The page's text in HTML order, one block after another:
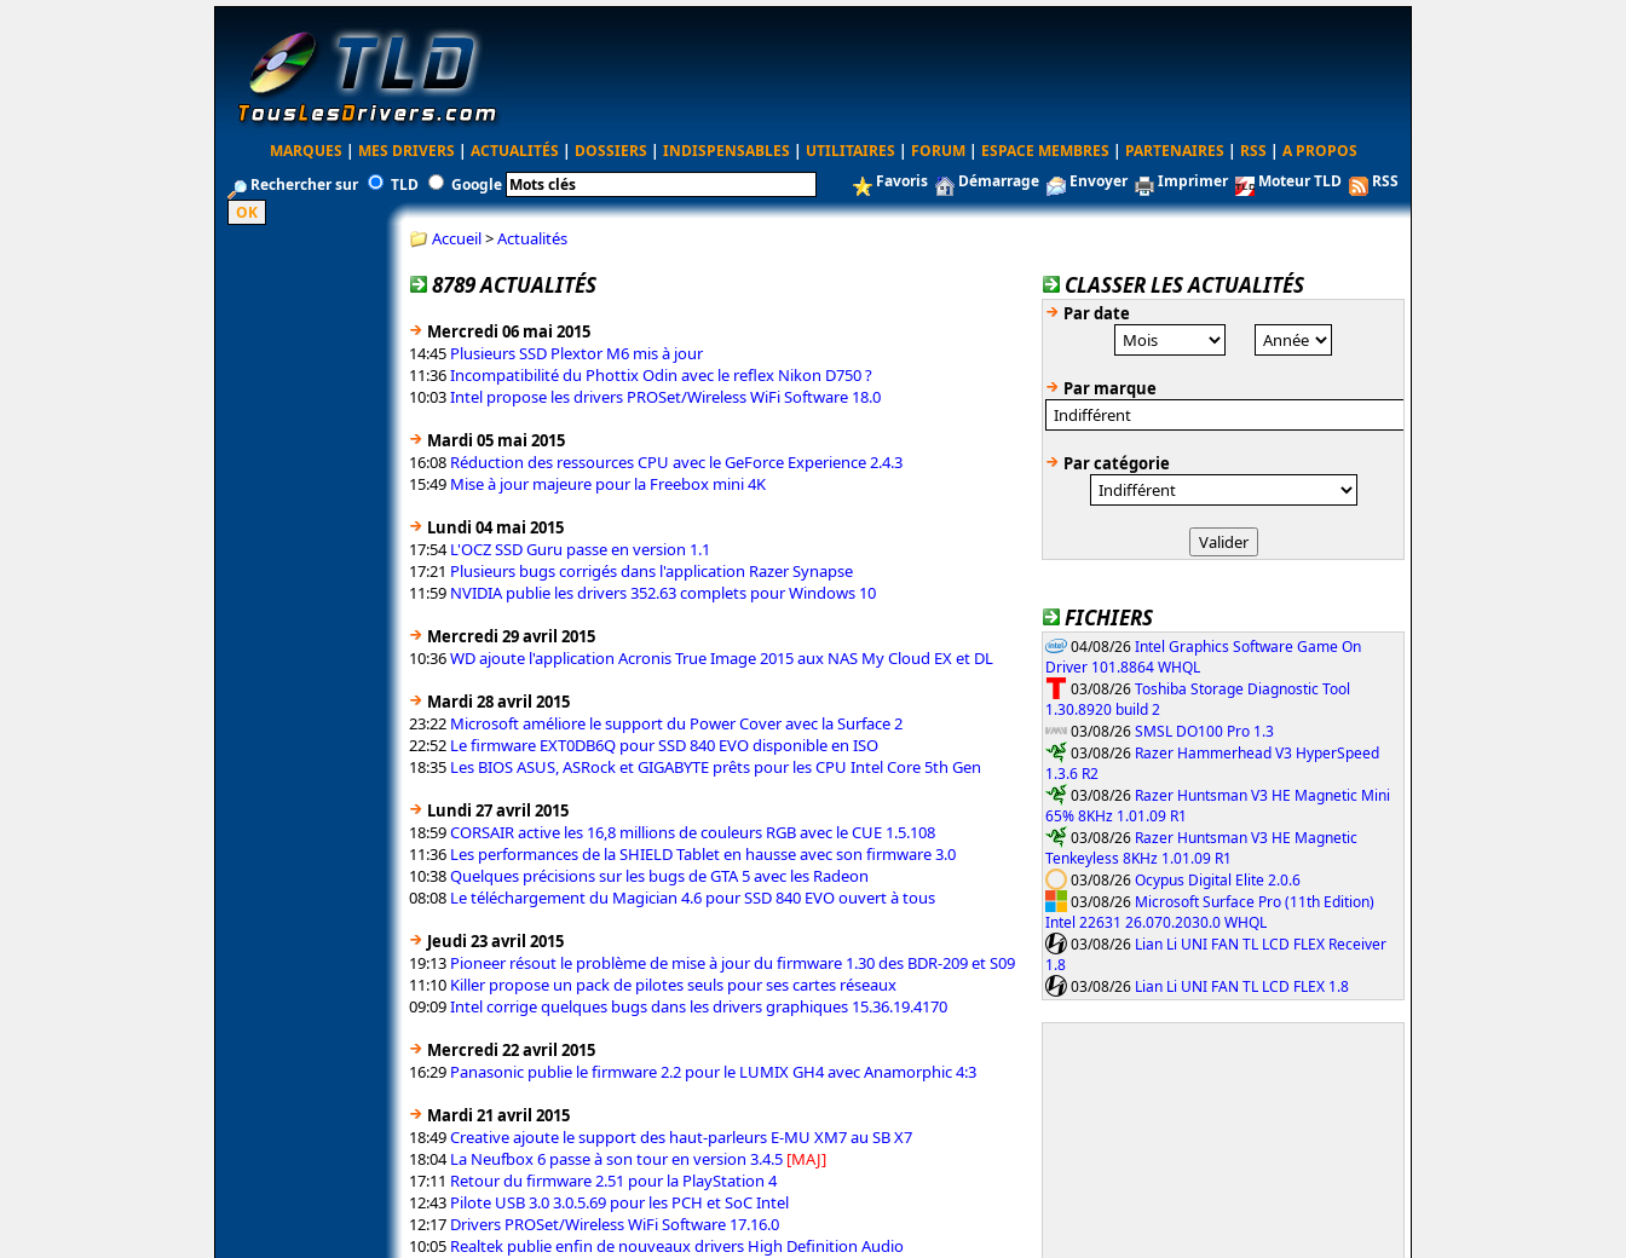
MARQUES | MES DRIVERS | ACTUALITÉS | DOSSIERS | INDISPENSABLES | UTILITAIRES | FORUM | ESPACE MEMBRES | PARTENAIRES | RSS | A PROPOS
Rechercher sur
TLD Google Favoris Démarrage Envoyer Imprimer Moteur TLD RSS
Accueil>Actualités
8789 ACTUALITÉS
Mercredi 06 mai 2015
14:45 Plusieurs SSD Plextor M6 mis à jour
11:36Incompatibilité du Phottix Odin avec le reflex Nikon D750 ?
10:03Intel propose les drivers PROSet/Wireless WiFi Software 18.0
Mardi 05 mai 2015
16:08 Réduction des ressources CPU avec le GeForce Experience 2.4.3
15:49 Mise à jour majeure pour la Freebox mini 4K
Lundi 04 mai 2015
17:54L'OCZ SSD Guru passe en version 1.1
17:21 Plusieurs bugs corrigés dans l'application Razer Synapse
11:59 NVIDIA publie les drivers 352.63 complets pour Windows 10
Mercredi 29 avril 2015
10:36WD ajoute l'application Acronis True Image 2015 aux NAS My Cloud EX et DL
Mardi 28 avril 2015
23:22 Microsoft améliore le support du Power Cover avec la Surface 2
22:52 Le firmware EXT0DB6Q pour SSD 840 EVO disponible en ISO
18:35 Les BIOS ASUS, ASRock et GIGABYTE prêts pour les CPU Intel Core 5th Gen
Lundi 27 avril 2015
18:59CORSAIR active les 16,8 millions de couleurs RGB avec le CUE 1.5.108
11:36 Les performances de la SHIELD Tablet en hausse avec son firmware 3.0
10:38Quelques précisions sur les bugs de GTA 5 avec les Radeon
08:08 Le téléchargement du Magician 4.6 pour SSD 840 EVO ouvert à tous
Jeudi 23 avril 2015
19:13 Pioneer résout le problème de mise à jour du firmware 1.30 des BDR-209 et S09
11:10 Killer propose un pack de pilotes seuls pour ses cartes réseaux
09:09Intel corrige quelques bugs dans les drivers graphiques 15.36.19.4170
Mercredi 22 avril 2015
16:29 Panasonic publie le firmware 2.2 pour le LUMIX GH4 avec Anamorphic 4:3
Mardi 21 avril 2015
18:49Creative ajoute le support des haut-parleurs E-MU XM7 au SB X7
18:04La Neufbox 6 passe à son tour en version 3.4.5 [MAJ]
17:11 Retour du firmware 2.51 pour la PlayStation 4
12:43 Pilote USB 3.0 3.0.5.69 pour les PCH et SoC Intel
12:17 Drivers PROSet/Wireless WiFi Software 17.16.0
10:05 Realtek publie enfin de nouveaux drivers High Definition Audio
CLASSER LES ACTUALITÉS
Par date
Par marque
Par catégorie
FICHIERS
04/08/26Intel Graphics Software Game On
Driver 101.8864 WHQL
03/08/26Toshiba Storage Diagnostic Tool
1.30.8920 build 2
03/08/26SMSL DO100 Pro 1.3
03/08/26 Razer Hammerhead V3 HyperSpeed
1.3.6 R2
03/08/26 Razer Huntsman V3 HE Magnetic Mini
65% 8KHz 1.01.09 R1
03/08/26 Razer Huntsman V3 HE Magnetic
Tenkeyless 8KHz 1.01.09 R1
03/08/26Ocypus Digital Elite 2.0.6
03/08/26 Microsoft Surface Pro (11th Edition)
Intel 22631 26.070.2030.0 WHQL
03/08/26 Lian Li UNI FAN TL LCD FLEX Receiver
1.8
03/08/26 Lian Li UNI FAN TL LCD FLEX 1.8